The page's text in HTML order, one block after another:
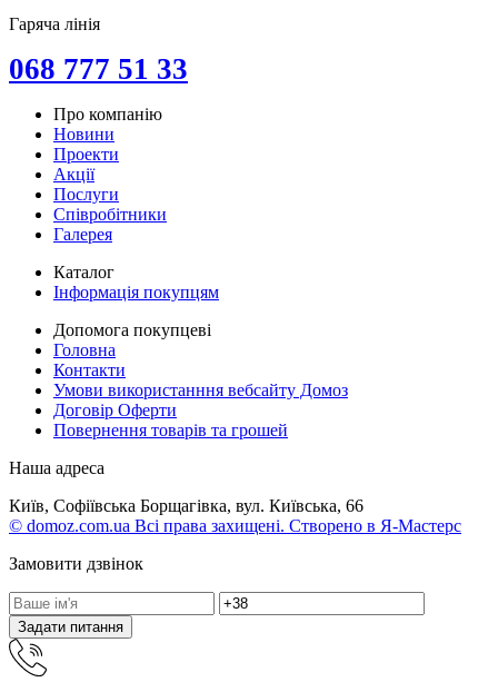
Гаряча лінія
068 777 51 33
Про компанію
Новини
Проекти
Акції
Послуги
Співробітники
Галерея
Каталог
Інформація покупцям
Допомога покупцеві
Головна
Контакти
Умови використанння вебсайту Домоз
Договір Оферти
Повернення товарів та грошей
Наша адреса
Київ, Софіївська Борщагівка, вул. Київська, 66
© domoz.com.ua Всі права захищені. Створено в Я-Мастерс
Замовити дзвінок
Задати питання